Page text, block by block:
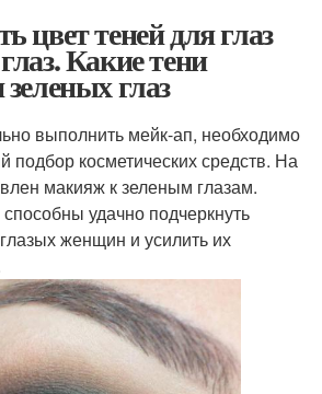
цвет теней для глаз
Какие тени
глаз
выполнить мейк-ап, необходимо
подбор косметических средств. На
макияж к зеленым глазам.
удачно подчеркнуть
женщин и усилить их